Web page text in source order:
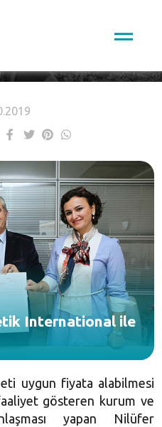
International ile
uygun fiyata alabilmesi
gösteren kurum ve
yapan Nilüfer